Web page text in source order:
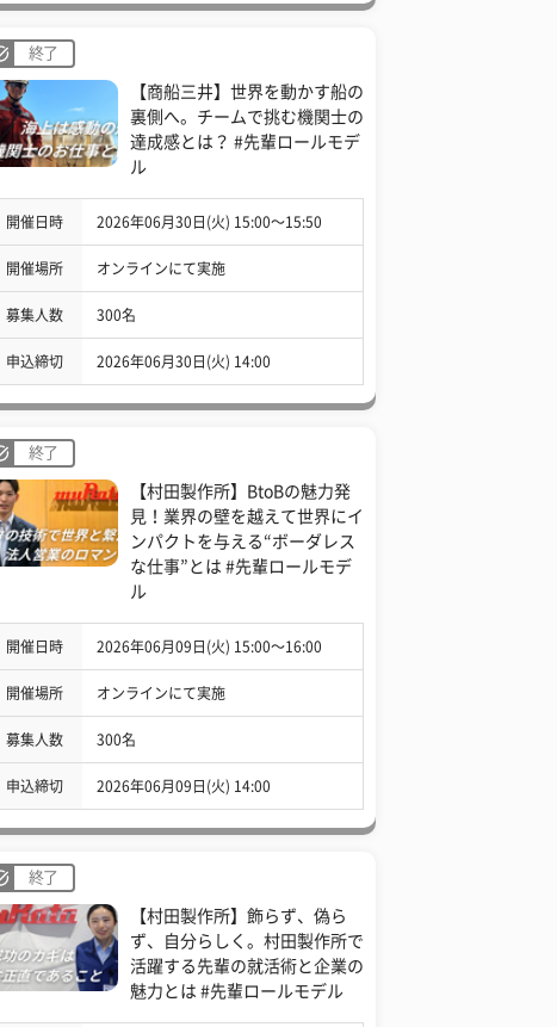
終了
【商船三井】世界を動かす船の
裏側へ。チームで挑む機関士の
達成感とは？ #先輩ロールモデ
ル
開催日時 2026年06月30日(火) 15:00〜15:50
開催場所 オンラインにて実施
募集人数 300名
申込締切 2026年06月30日(火) 14:00
終了
【村田製作所】BtoBの魅力発
見！業界の壁を越えて世界にイ
ンパクトを与える“ボーダレス
な仕事”とは #先輩ロールモデ
ル
開催日時 2026年06月09日(火) 15:00〜16:00
開催場所 オンラインにて実施
募集人数 300名
申込締切 2026年06月09日(火) 14:00
終了
【村田製作所】飾らず、偽ら
ず、自分らしく。村田製作所で
活躍する先輩の就活術と企業の
魅力とは #先輩ロールモデル